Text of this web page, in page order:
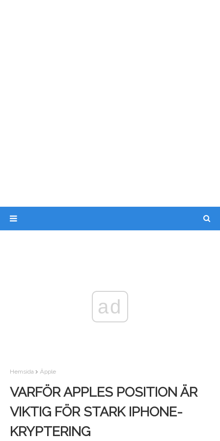
ad
Hemsida Äpple
VARFÖR APPLES POSITION ÄR
VIKTIG FÖR STARK IPHONE-
KRYPTERING